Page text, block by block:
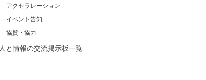
アクセラレーション
イベント告知
協賛・協力
人と情報の交流掲示板一覧